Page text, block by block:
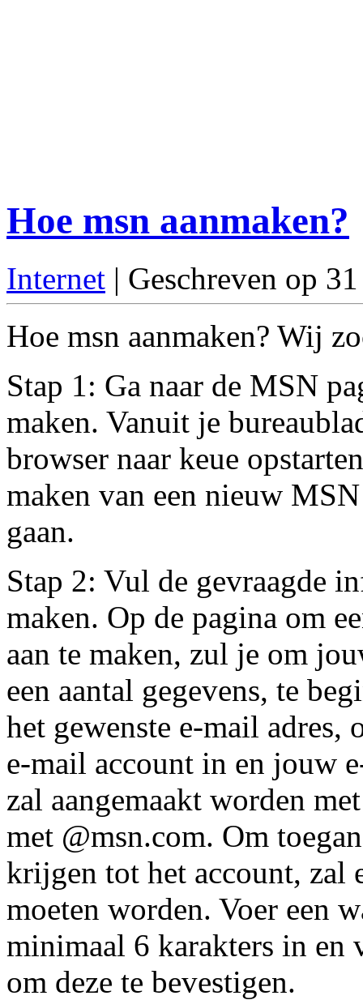
Hoe msn aanmaken?
Internet | Geschreven op
Hoe msn aanmaken? Wij
Stap 1: Ga naar de MSN
maken. Vanuit je
browser naar keue
maken van een nieuw
gaan.
Stap 2: Vul de gevraagde
maken. Op de pagina om
aan te maken, zul je om
een aantal gegevens, te
het gewenste e-mail adres,
e-mail account in en jouw
zal aangemaakt worden
met @msn.com. Om
krijgen tot het account, zal
moeten worden. Voer een
minimaal 6 karakters in en
om deze te bevestigen.